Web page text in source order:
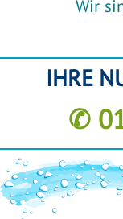
Wir
IHRE
✆